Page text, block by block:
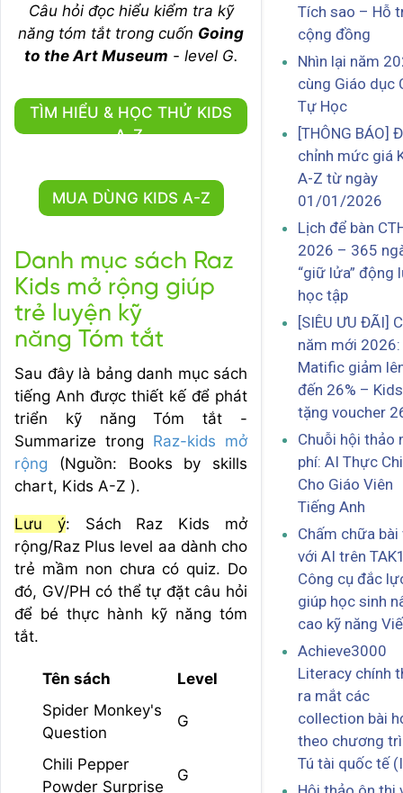
Câu hỏi đọc hiểu kiểm tra kỹ
năng tóm tắt trong cuốn Going
to the Art Museum - level G.
TÌM HIỂU & HỌC THỬ KIDS
A-Z
MUA DÙNG KIDS A-Z
Danh mục sách Raz
Kids mở rộng giúp
trẻ luyện kỹ
năng Tóm tắt
Sau đây là bảng danh mục sách
tiếng Anh được thiết kế để phát
triển kỹ năng Tóm tắt -
Summarize trong Raz-kids mở
rộng (Nguồn: Books by skills
chart, Kids A-Z ).
Lưu ý: Sách Raz Kids mở
rộng/Raz Plus level aa dành cho
trẻ mầm non chưa có quiz. Do
đó, GV/PH có thể tự đặt câu hỏi
để bé thực hành kỹ năng tóm
tắt.
Tên sách
Level
Spider Monkey's
Question
G
Chili Pepper
Powder Surprise
G
Tích sao – Hỗ
cộng đồng
Nhìn lại năm
cùng Giáo dục
Tự Học
[THÔNG BÁO]
chỉnh mức giá
A-Z từ ngày
01/01/2026
Lịch để bàn
2026 – 365
“giữ lửa” động
học tập
[SIÊU ƯU ĐÃI]
năm mới 2026:
Matific giảm
đến 26% –
tặng voucher
Chuỗi hội thảo
phí: AI Thực
Cho Giáo Viên
Tiếng Anh
Chấm chữa bài
với AI trên
Công cụ đắc
giúp học sinh
cao kỹ năng
Achieve3000
Literacy chính
ra mắt các
collection bài
theo chương
Tú tài quốc tế